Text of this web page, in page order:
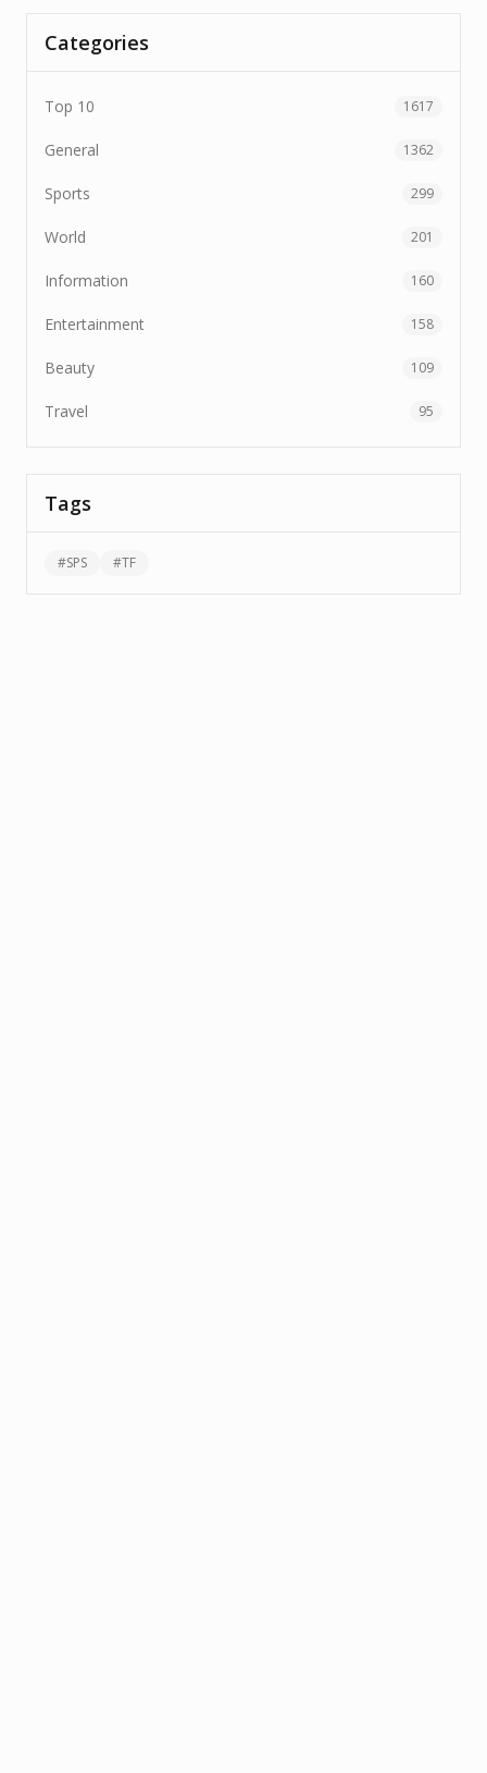
Categories
Top 10 1617
General 1362
Sports 299
World 201
Information 160
Entertainment 158
Beauty 109
Travel 95
Tags
#SPS #TF